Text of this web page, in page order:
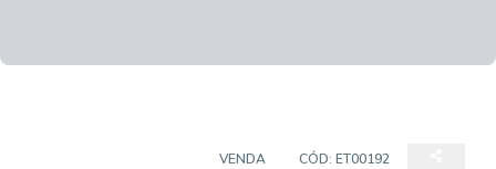
VENDA CÓD: ET00192